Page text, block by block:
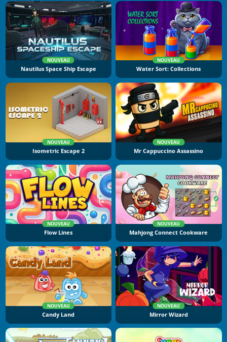
NOUVEAU
Nautilus Space Ship Escape
NOUVEAU
Water Sort: Collections
NOUVEAU
Isometric Escape 2
NOUVEAU
Mr Cappuccino Assassino
NOUVEAU
Flow Lines
NOUVEAU
Mahjong Connect Cookware
NOUVEAU
Candy Land
NOUVEAU
Mirror Wizard